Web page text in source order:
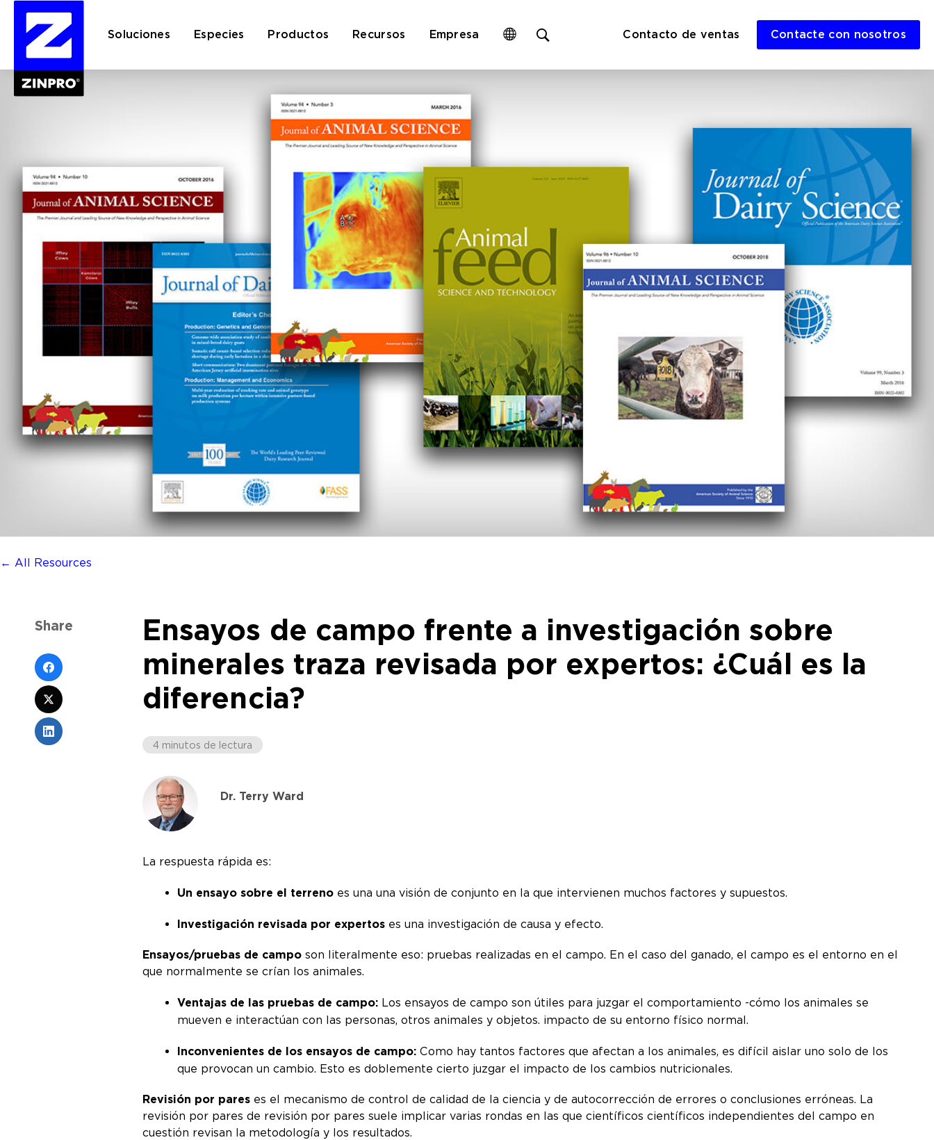
Soluciones Especies Productos Recursos Empresa
search
Contacto de ventas Contacte con nosotros
← All Resources
Ensayos de campo frente a investigación sobre
minerales traza revisada por expertos: ¿Cuál es la
diferencia?
4 minutos de lectura
Dr. Terry Ward
La respuesta rápida es:
Un ensayo sobre el terreno es una una visión de conjunto en la que intervienen muchos factores y supuestos.
Investigación revisada por expertos es una investigación de causa y efecto.
Ensayos/pruebas de campo son literalmente eso: pruebas realizadas en el campo. En el caso del ganado, el campo es el entorno en el
que normalmente se crían los animales.
Ventajas de las pruebas de campo: Los ensayos de campo son útiles para juzgar el comportamiento -cómo los animales se
mueven e interactúan con las personas, otros animales y objetos. impacto de su entorno físico normal.
Inconvenientes de los ensayos de campo: Como hay tantos factores que afectan a los animales, es difícil aislar uno solo de los
que provocan un cambio. Esto es doblemente cierto juzgar el impacto de los cambios nutricionales.
Revisión por pares es el mecanismo de control de calidad de la ciencia y de autocorrección de errores o conclusiones erróneas. La
revisión por pares de revisión por pares suele implicar varias rondas en las que científicos científicos independientes del campo en
cuestión revisan la metodología y los resultados.
Share